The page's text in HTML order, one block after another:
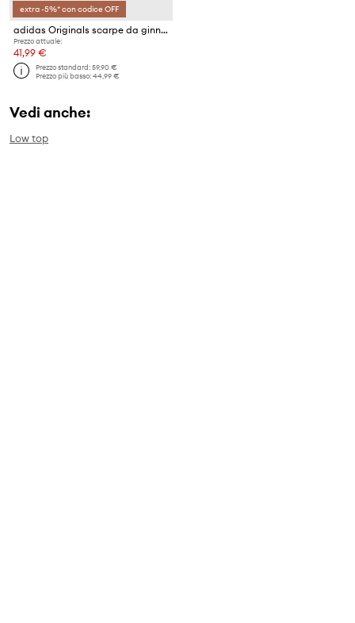
extra -5%* con codice OFF
adidas Originals scarpe da ginnastica bambini CAMPUS VULC
Prezzo attuale:
41,99 €
Prezzo standard:59,90 €
Prezzo più basso:44,99 €
Vedi anche:
Low top